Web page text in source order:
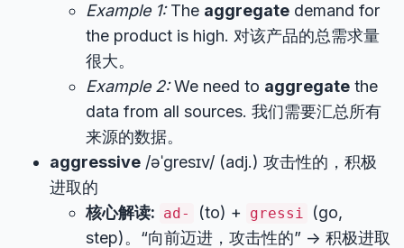
Example 1:The aggregate demand for
the product is high. 对该产品的总需求量
很大。
Example 2:We need to aggregate the
data from all sources. 我们需要汇总所有
来源的数据。
aggressive /əˈɡresɪv/ (adj.) 攻击性的，积极
进取的
核心解读: ad- (to) + gressi
(go,
step)。“向前迈进，攻击性的” -> 积极进取